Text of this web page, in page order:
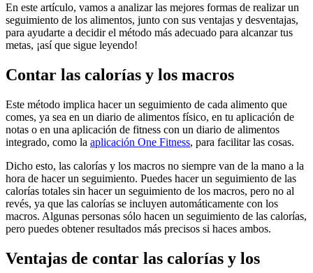
En este artículo, vamos a analizar las mejores formas de realizar un
seguimiento de los alimentos, junto con sus ventajas y desventajas,
para ayudarte a decidir el método más adecuado para alcanzar tus
metas, ¡así que sigue leyendo!
Contar las calorías y los macros
Este método implica hacer un seguimiento de cada alimento que
comes, ya sea en un diario de alimentos físico, en tu aplicación de
notas o en una aplicación de fitness con un diario de alimentos
integrado, como la aplicación One Fitness, para facilitar las cosas.
Dicho esto, las calorías y los macros no siempre van de la mano a la
hora de hacer un seguimiento. Puedes hacer un seguimiento de las
calorías totales sin hacer un seguimiento de los macros, pero no al
revés, ya que las calorías se incluyen automáticamente con los
macros. Algunas personas sólo hacen un seguimiento de las calorías,
pero puedes obtener resultados más precisos si haces ambos.
Ventajas de contar las calorías y los